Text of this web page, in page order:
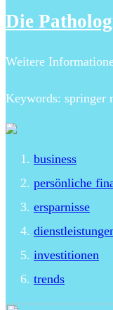
Die
Weitere
Keywords: springer
business
persönliche
ersparnisse
investitionen
trends